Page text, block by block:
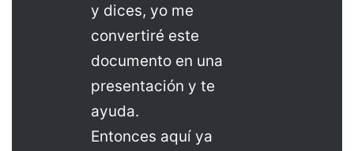
y dices, yo me
convertiré este
documento en una
presentación y te
ayuda.
Entonces aquí ya